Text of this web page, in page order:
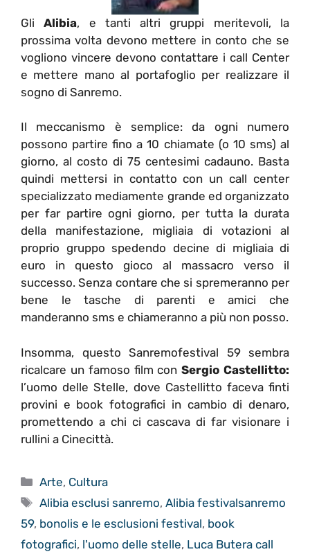
GliAlibia, e tanti altri gruppi meritevoli, la
prossima volta devono mettere in conto che se
vogliono vincere devono contattare i call Center
e mettere mano al portafoglio per realizzare il
sogno di Sanremo.
Il meccanismo è semplice: da ogni numero
possono partire fino a 10 chiamate (o 10 sms) al
giorno, al costo di 75 centesimi cadauno. Basta
quindi mettersi in contatto con un call center
specializzato mediamente grande ed organizzato
per far partire ogni giorno, per tutta la durata
della manifestazione, migliaia di votazioni al
proprio gruppo spedendo decine di migliaia di
euro in questo gioco al massacro verso il
successo. Senza contare che si spremeranno per
bene le tasche di parenti e amici che
manderanno sms e chiameranno a più non posso.
Insomma, questo Sanremofestival 59 sembra
ricalcare un famoso film conSergio Castellitto:
l’uomo delle Stelle, dove Castellitto faceva finti
provini e book fotografici in cambio di denaro,
promettendo a chi ci cascava di far visionare i
rullini a Cinecittà.
Categorie
Arte, Cultura
Tag
Alibia esclusi sanremo,Alibia festivalsanremo
59, bonolis e le esclusioni festival, book
fotografici, l'uomo delle stelle, Luca Butera call